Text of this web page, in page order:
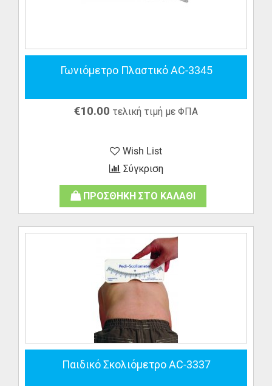
Γωνιόμετρο Πλαστικό AC-3345
€10.00 τελική τιμή με ΦΠΑ
Wish List
Σύγκριση
ΠΡΟΣΘΗΚΗ ΣΤΟ ΚΑΛΑΘΙ
Παιδικό Σκολιόμετρο AC-3337